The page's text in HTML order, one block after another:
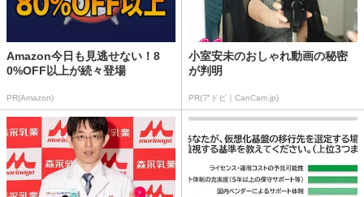
Amazon今日も見逃せない！8
0%OFF以上が続々登場
PR(Amazon)
小室安未のおしゃれ動画の秘密
が判明
PR(アドビ｜CanCam.jp)